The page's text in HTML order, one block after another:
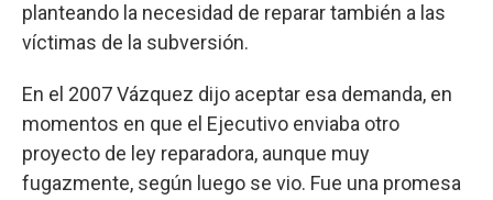
planteando la necesidad de reparar también a las
víctimas de la subversión.
En el 2007 Vázquez dijo aceptar esa demanda, en
momentos en que el Ejecutivo enviaba otro
proyecto de ley reparadora, aunque muy
fugazmente, según luego se vio. Fue una promesa